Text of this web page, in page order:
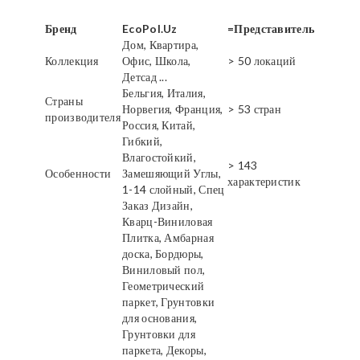
Бренд EcoPol.Uz =Представитель
Коллекция
Дом, Квартира,
Офис, Школа,
Детсад ...
> 50 локаций
Страны
производителя
Бельгия, Италия,
Норвегия, Франция,
Россия, Китай,
> 53 стран
Особенности
Гибкий,
Влагостойкий,
Замешяющий Углы,
1-14 слойный, Спец
Заказ Дизайн,
> 143
характеристик
Кварц-Виниловая
Плитка, Амбарная
доска, Бордюры,
Виниловый пол,
Геометрический
паркет, Грунтовки
для основания,
Грунтовки для
паркета, Декоры,